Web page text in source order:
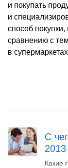
и покупать
и
способ
сравнению с
в
С
2013
Какие